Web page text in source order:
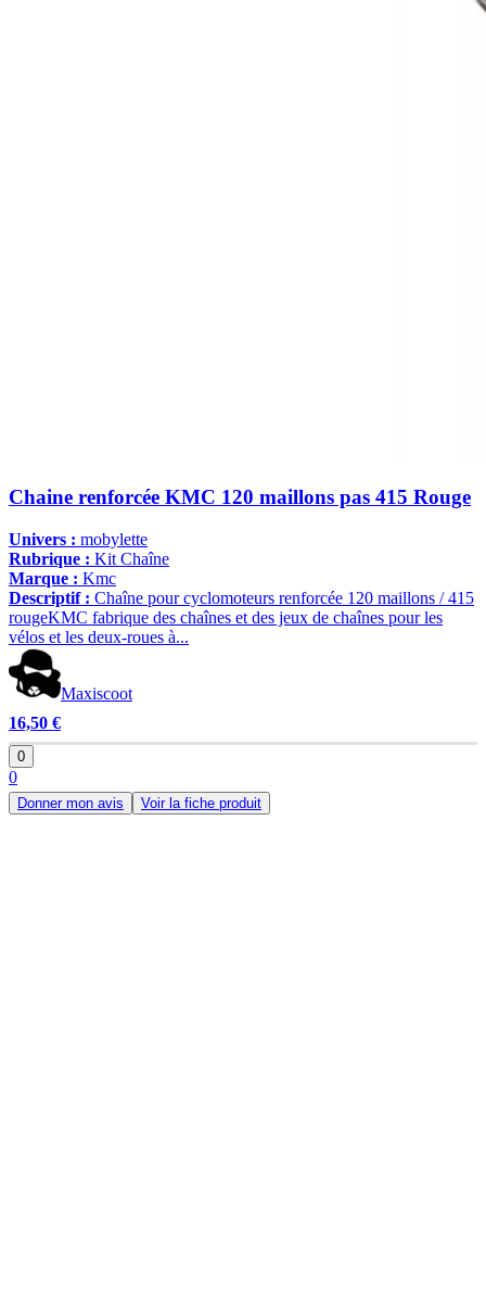
Chaine renforcée KMC 120 maillons pas 415 Rouge
Univers : mobylette
Rubrique : Kit Chaîne
Marque : Kmc
Descriptif : Chaîne pour cyclomoteurs renforcée 120 maillons / 415
rougeKMC fabrique des chaînes et des jeux de chaînes pour les
vélos et les deux-roues à...
Maxiscoot
16,50 €
0
0
Donner mon avis Voir la fiche produit